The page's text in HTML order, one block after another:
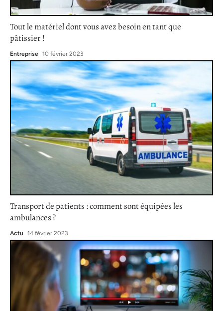
Tout le matériel dont vous avez besoin en tant que
pâtissier !
Entreprise 10 février 2023
Transport de patients : comment sont équipées les
ambulances ?
Actu 14 février 2023